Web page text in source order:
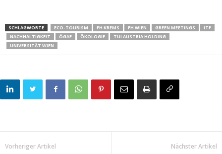
SCHLAGWORTE ECO-TOURISM FH KREMS FH WIEN GREEN MEETINGS
ITF
NACHHALTIGKEIT
ÖGAF ÖKOLOGIE
TUI AUSTRIA HOLDING
UNIVERSITÄT WIEN
Vorheriger Artikel Nächster Artikel